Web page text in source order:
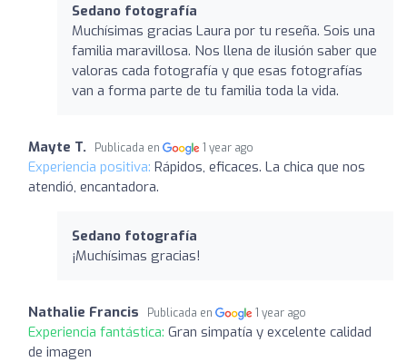
Sedano fotografía
Muchísimas gracias Laura por tu reseña. Sois una
familia maravillosa. Nos llena de ilusión saber que
valoras cada fotografía y que esas fotografías
van a forma parte de tu familia toda la vida.
Mayte T. Publicada en 1 year ago
Experiencia positiva: Rápidos, eficaces. La chica que nos
atendió, encantadora.
Sedano fotografía
¡Muchísimas gracias!
Nathalie Francis Publicada en 1 year ago
Experiencia fantástica: Gran simpatía y excelente calidad
de imagen